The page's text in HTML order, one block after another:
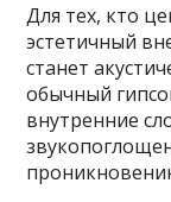
Для тех, кто
эстетичный
станет
обычный
внутренние